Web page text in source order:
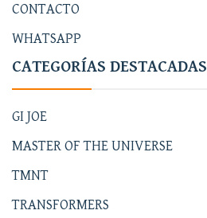
CONTACTO
WHATSAPP
CATEGORÍAS DESTACADAS
GI JOE
MASTER OF THE UNIVERSE
TMNT
TRANSFORMERS